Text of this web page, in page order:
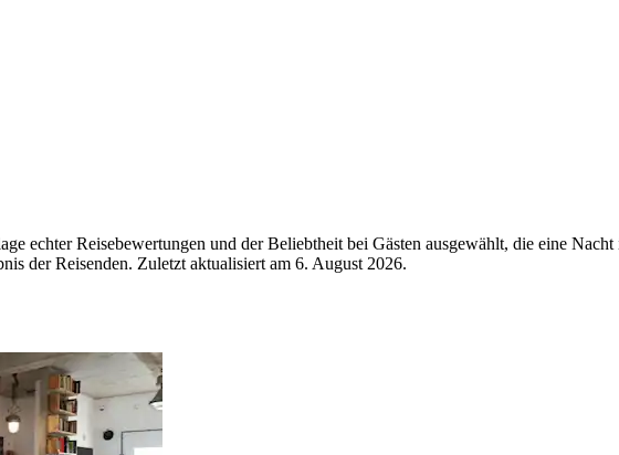
echter Reisebewertungen und der Beliebtheit bei Gästen ausgewählt, die eine
der Reisenden. Zuletzt aktualisiert am 6. August 2026.